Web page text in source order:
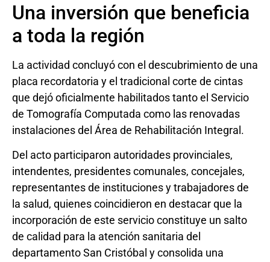
Una inversión que beneficia
a toda la región
La actividad concluyó con el descubrimiento de una
placa recordatoria y el tradicional corte de cintas
que dejó oficialmente habilitados tanto el Servicio
de Tomografía Computada como las renovadas
instalaciones del Área de Rehabilitación Integral.
Del acto participaron autoridades provinciales,
intendentes, presidentes comunales, concejales,
representantes de instituciones y trabajadores de
la salud, quienes coincidieron en destacar que la
incorporación de este servicio constituye un salto
de calidad para la atención sanitaria del
departamento San Cristóbal y consolida una